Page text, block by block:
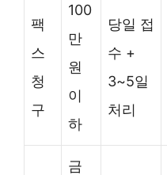
팩
스
청
구
100
만
원
이
하
당일 접
수 +
3~5일
처리
금